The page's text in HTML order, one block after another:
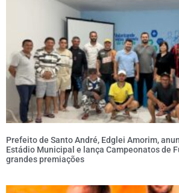
Prefeito de Santo André, Edglei Amorim,
Estádio Municipal e lança Campeonatos de
grandes premiações